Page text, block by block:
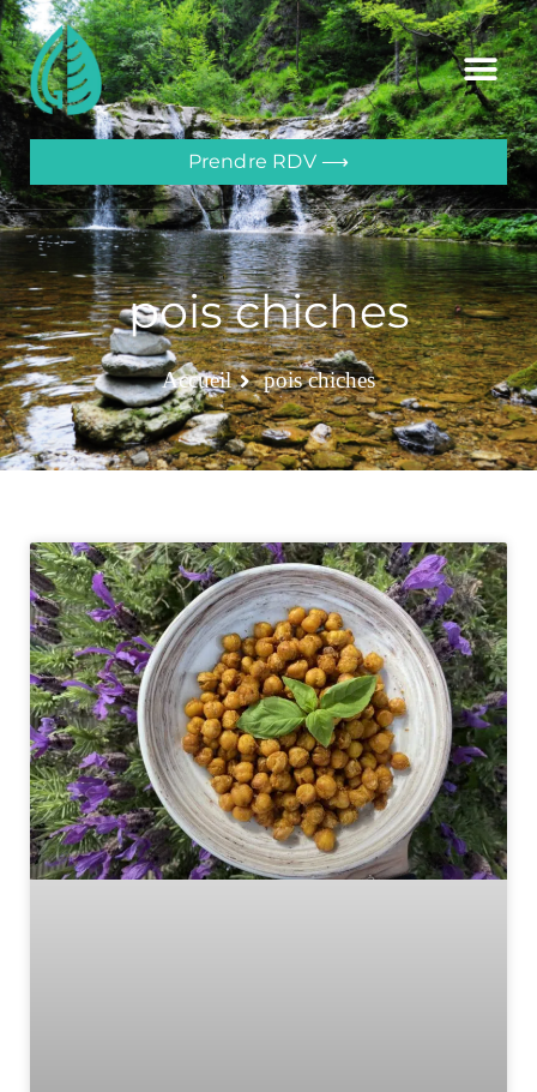
Prendre RDV ⟶
pois chiches
Accueil pois chiches